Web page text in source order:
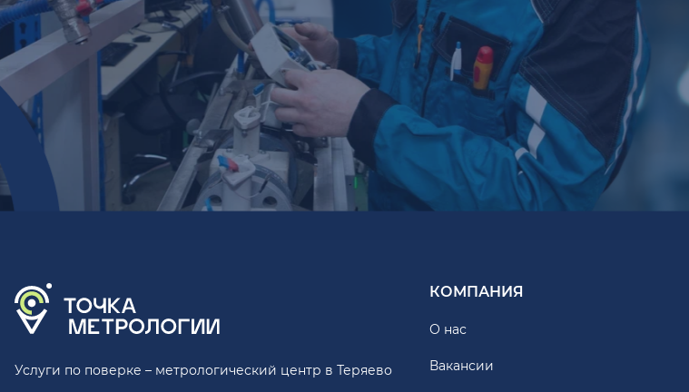
Услуги по поверке – метрологический центр в Теряево
КОМПАНИЯ
О нас
Вакансии